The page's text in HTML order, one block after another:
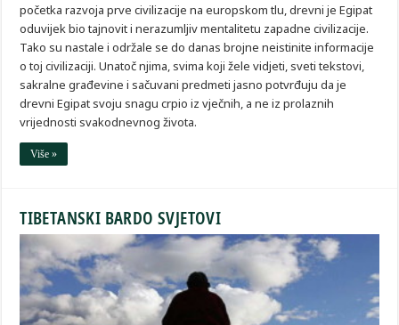
početka razvoja prve civilizacije na europskom tlu, drevni je Egipat
oduvijek bio tajnovit i nerazumljiv mentalitetu zapadne civilizacije.
Tako su nastale i održale se do danas brojne neistinite informacije
o toj civilizaciji. Unatoč njima, svima koji žele vidjeti, sveti tekstovi,
sakralne građevine i sačuvani predmeti jasno potvrđuju da je
drevni Egipat svoju snagu crpio iz vječnih, a ne iz prolaznih
vrijednosti svakodnevnog života.
Više »
TIBETANSKI BARDO SVJETOVI